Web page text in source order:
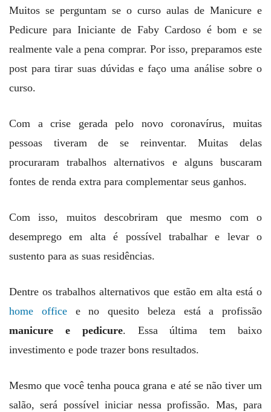
Muitos se perguntam se o curso aulas de Manicure e
Pedicure para Iniciante de Faby Cardoso é bom e se
realmente vale a pena comprar. Por isso, preparamos este
post para tirar suas dúvidas e faço uma análise sobre o
curso.
Com a crise gerada pelo novo coronavírus, muitas
pessoas tiveram de se reinventar. Muitas delas
procuraram trabalhos alternativos e alguns buscaram
fontes de renda extra para complementar seus ganhos.
Com isso, muitos descobriram que mesmo com o
desemprego em alta é possível trabalhar e levar o
sustento para as suas residências.
Dentre os trabalhos alternativos que estão em alta está o
home officee no quesito beleza está a profissão
manicure e pedicure. Essa última tem baixo
investimento e pode trazer bons resultados.
Mesmo que você tenha pouca grana e até se não tiver um
salão, será possível iniciar nessa profissão. Mas, para